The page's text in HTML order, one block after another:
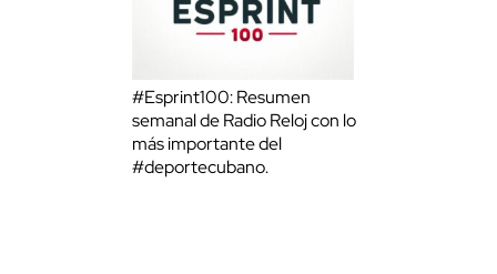
#Esprint100: Resumen
semanal de Radio Reloj con lo
más importante del
#deportecubano.